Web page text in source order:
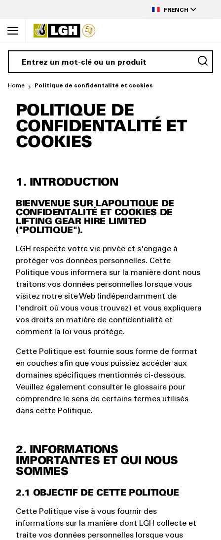
FRENCH
Home Politique de confidentalité et cookies
POLITIQUE DE
CONFIDENTALITÉ ET
COOKIES
1. INTRODUCTION
BIENVENUE SUR LAPOLITIQUE DE
CONFIDENTALITÉ ET COOKIES DE
LIFTING GEAR HIRE LIMITED
("POLITIQUE").
LGH respecte votre vie privée et s'engage à
protéger vos données personnelles. Cette
Politique vous informera sur la manière dont nous
traitons vos données personnelles lorsque vous
visitez notre site Web (indépendamment de
l'endroit où vous vous trouvez) et vous expliquera
vos droits en matière de confidentialité et
comment la loi vous protège.
Cette Politique est fournie sous forme de format
en couches afin que vous puissiez accéder aux
domaines spécifiques mentionnés ci-dessous.
Veuillez également consulter le glossaire pour
comprendre le sens de certains termes utilisés
dans cette Politique.
2. INFORMATIONS
IMPORTANTES ET QUI NOUS
SOMMES
2.1 OBJECTIF DE CETTE POLITIQUE
Cette Politique vise à vous fournir des
informations sur la manière dont LGH collecte et
traite vos données personnelles lorsque vous